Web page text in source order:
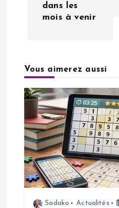
a
t
o
n
d
dans les
mois à venir
Vous aimerez aussi
Sadako Actualités